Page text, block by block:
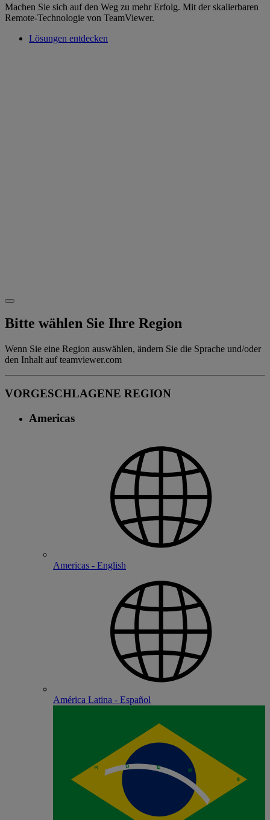
Machen Sie sich auf den Weg zu mehr Erfolg. Mit der skalierbaren
Remote-Technologie von TeamViewer.
Lösungen entdecken
Bitte wählen Sie Ihre Region
Wenn Sie eine Region auswählen, ändern Sie die Sprache und/oder
den Inhalt auf teamviewer.com
VORGESCHLAGENE REGION
Americas
Americas - English
América Latina - Español